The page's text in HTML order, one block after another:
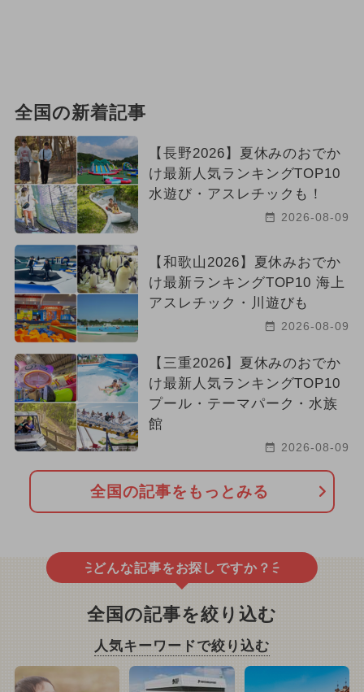
全国の新着記事
【長野2026】夏休みのおでか
け最新人気ランキングTOP10
水遊び・アスレチックも！
2026-08-09
【和歌山2026】夏休みおでか
け最新ランキングTOP10 海上
アスレチック・川遊びも
2026-08-09
【三重2026】夏休みのおでか
け最新人気ランキングTOP10
プール・テーマパーク・水族
館
2026-08-09
全国の記事をもっとみる
どんな記事をお探しですか？
全国の記事を絞り込む
人気キーワードで絞り込む